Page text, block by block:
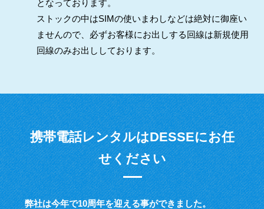
となっております。
ストックの中はSIMの使いまわしなどは絶対に御座い
ませんので、必ずお客様にお出しする回線は新規使用
回線のみお出ししております。
携帯電話レンタルはDESSEにお任
せください
弊社は今年で10周年を迎える事ができました。